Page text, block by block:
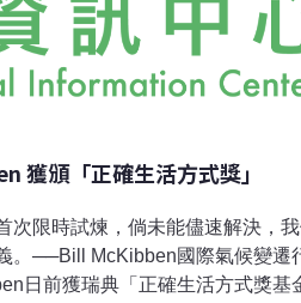
獲頒「正確生活方式獎」
次限時試煉，倘未能儘速解決，
。──Bill McKibben國際氣候變遷
日前獲瑞典「正確生活方式獎基